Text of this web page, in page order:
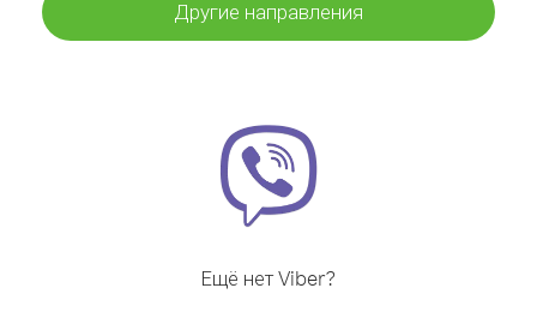
Другие направления
Ещё нет Viber?